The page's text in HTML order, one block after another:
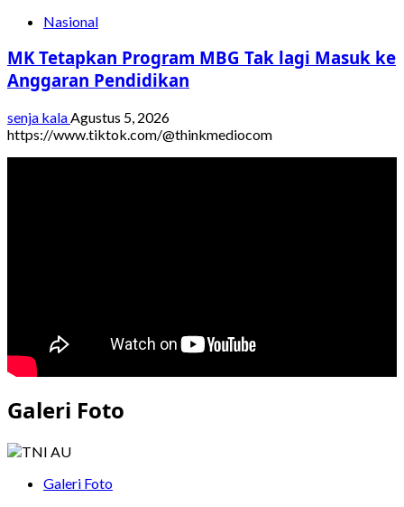
Nasional
MK Tetapkan Program MBG Tak lagi Masuk ke
Anggaran Pendidikan
senja kalaAgustus 5, 2026
https://www.tiktok.com/@thinkmediocom
Galeri Foto
Galeri Foto